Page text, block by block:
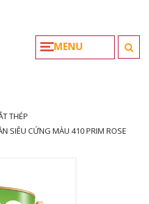
MENU
THÉP
SIÊU CỨNG MÀU 410 PRIM ROSE